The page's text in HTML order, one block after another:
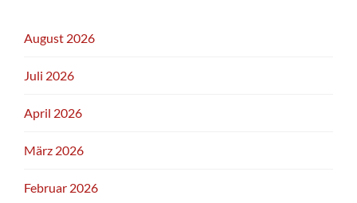
August 2026
Juli 2026
April 2026
März 2026
Februar 2026